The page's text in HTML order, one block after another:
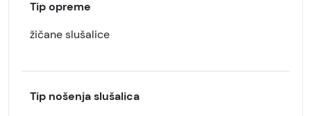
Tip opreme
žičane slušalice
Tip nošenja slušalica